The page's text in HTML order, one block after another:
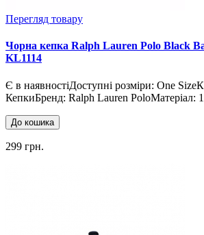
Перегляд товару
Чорна кепка Ralph Lauren Polo Black
KL1114
Є в наявностіДоступні розміри: One
КепкиБренд: Ralph Lauren PoloМатеріал:
До кошика
299 грн.